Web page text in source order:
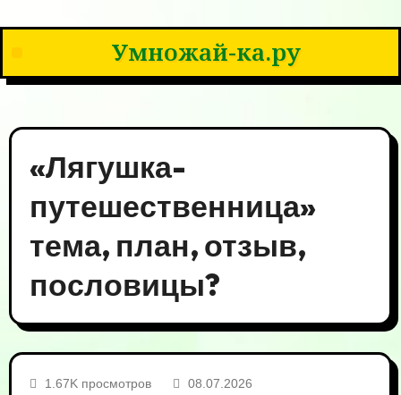
Умножай-ка.ру
«Лягушка-
путешественница»
тема, план, отзыв,
пословицы?
1.67K просмотров 08.07.2026